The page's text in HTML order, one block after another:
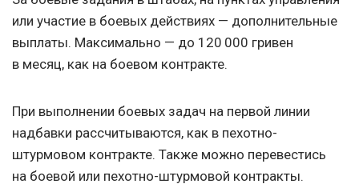
или участие в боевых действиях — дополнительные
выплаты. Максимально — до 120 000 гривен
в месяц, как на боевом контракте.
При выполнении боевых задач на первой линии
надбавки рассчитываются, как в пехотно-
штурмовом контракте. Также можно перевестись
на боевой или пехотно-штурмовой контракты.